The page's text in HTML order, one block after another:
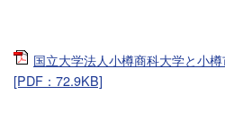
国立大学法人小樽商科大学と小
[PDF：72.9KB]